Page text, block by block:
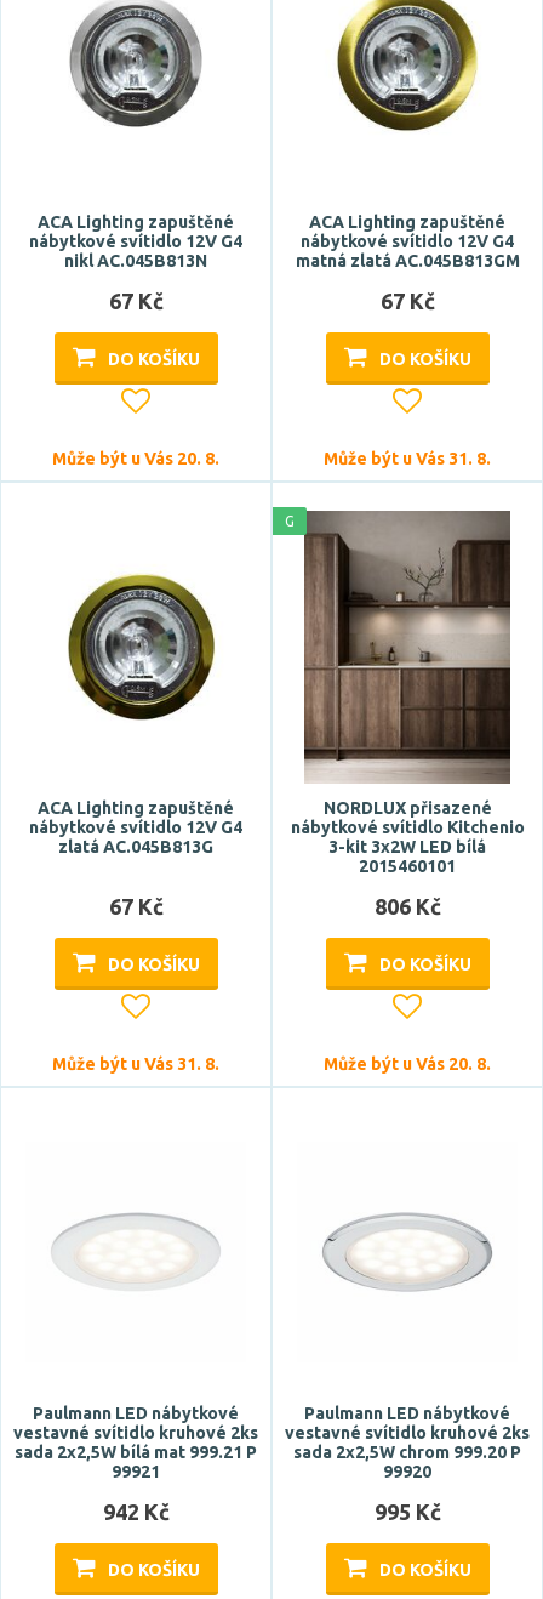
ACA Lighting zapuštěné
nábytkové svítidlo 12V G4
nikl AC.045B813N
67 Kč
DO KOŠÍKU
Může být u Vás 20. 8.
ACA Lighting zapuštěné
nábytkové svítidlo 12V G4
matná zlatá AC.045B813GM
67 Kč
DO KOŠÍKU
Může být u Vás 31. 8.
ACA Lighting zapuštěné
nábytkové svítidlo 12V G4
zlatá AC.045B813G
67 Kč
DO KOŠÍKU
Může být u Vás 31. 8.
G
NORDLUX přisazené
nábytkové svítidlo Kitchenio
3-kit 3x2W LED bílá
2015460101
806 Kč
DO KOŠÍKU
Může být u Vás 20. 8.
Paulmann LED nábytkové
vestavné svítidlo kruhové 2ks
sada 2x2,5W bílá mat 999.21 P
99921
942 Kč
DO KOŠÍKU
Paulmann LED nábytkové
vestavné svítidlo kruhové 2ks
sada 2x2,5W chrom 999.20 P
99920
995 Kč
DO KOŠÍKU